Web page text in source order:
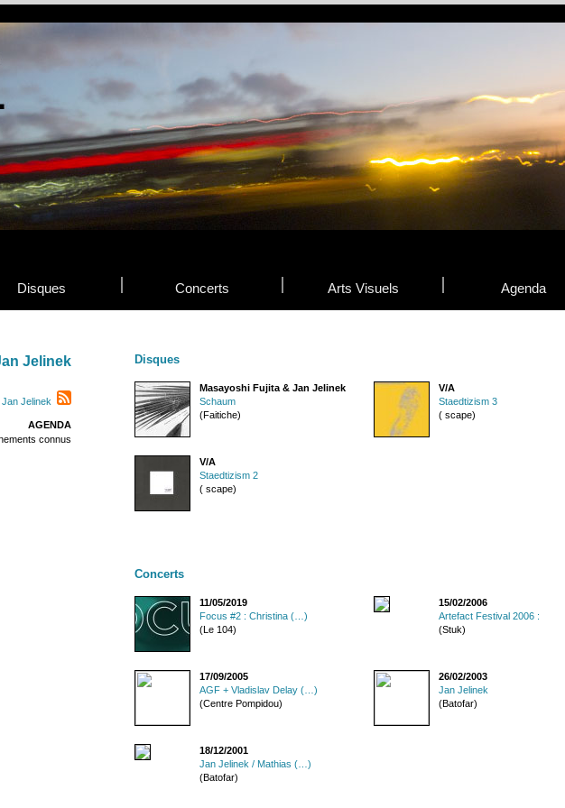
Disques Concerts Arts Visuels Agenda
Jelinek
Jelinek
AGENDA
connus
Disques
Masayoshi Fujita & Jan Jelinek
Schaum
(Faitiche)
V/A
Staedtizism 3
( scape)
V/A
Staedtizism 2
( scape)
Concerts
11/05/2019
Focus #2 : Christina (…)
(Le 104)
15/02/2006
Artefact Festival 2006 :
(Stuk)
17/09/2005
AGF + Vladislav Delay (…)
(Centre Pompidou)
26/02/2003
Jan Jelinek
(Batofar)
18/12/2001
Jan Jelinek / Mathias (…)
(Batofar)